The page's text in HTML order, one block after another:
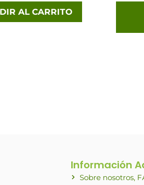
AL CARRITO
Información
Sobre nosotros,